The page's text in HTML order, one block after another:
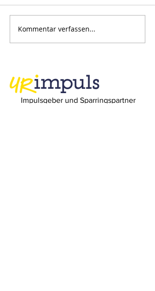
Inspiration zur Woche
11/2024
Kommentar verfassen...
Impulsgeber und Sparringspartner